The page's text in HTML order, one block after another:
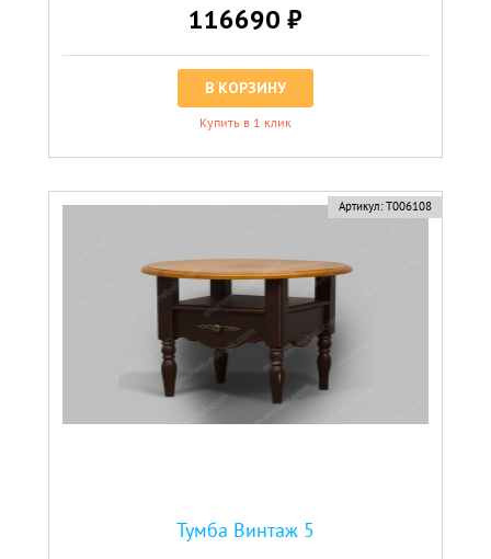
116690 ₽
В КОРЗИНУ
Купить в 1 клик
Артикул: Т006108
Тумба Винтаж 5